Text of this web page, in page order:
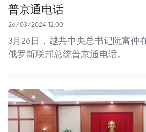
普京通电话
26/03/2024 12:00
3月26日，越共中央总书记阮富仲
俄罗斯联邦总统普京通电话。